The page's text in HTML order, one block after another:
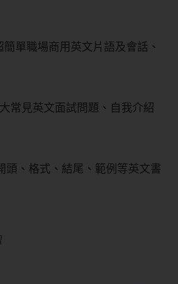
單職場商用英文片語及會話、
常見英文面試問題、自我介紹
頭、格式、結尾、範例等英文書